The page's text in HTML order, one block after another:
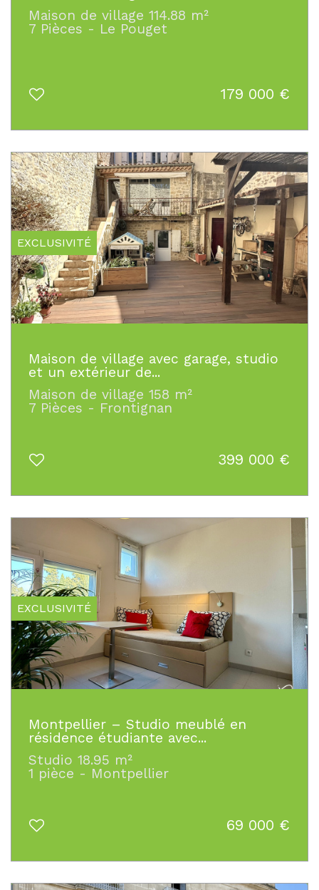
Maison de village 114.88 m²
7 Pièces - Le Pouget
179 000 €
EXCLUSIVITÉ
Maison de village avec garage, studio
et un extérieur de...
Maison de village 158 m²
7 Pièces - Frontignan
399 000 €
EXCLUSIVITÉ
Montpellier – Studio meublé en
résidence étudiante avec...
Studio 18.95 m²
1 pièce - Montpellier
69 000 €